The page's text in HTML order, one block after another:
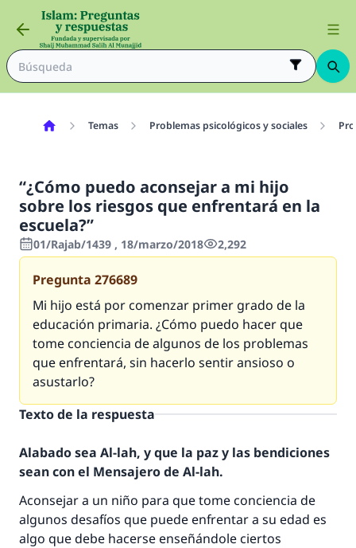
Temas Problemas psicológicos y sociales
“¿Cómo puedo aconsejar a mi hijo
sobre los riesgos que enfrentará en la
escuela?”
01/Rajab/1439 , 18/marzo/2018 2,292
Pregunta 276689
Mi hijo está por comenzar primer grado de la
educación primaria. ¿Cómo puedo hacer que
tome conciencia de algunos de los problemas
que enfrentará, sin hacerlo sentir ansioso o
asustarlo?
Texto de la respuesta
Alabado sea Al-lah, y que la paz y las bendiciones
sean con el Mensajero de Al-lah.
Aconsejar a un niño para que tome conciencia de
algunos desafíos que puede enfrentar a su edad es
algo que debe hacerse enseñándole ciertos